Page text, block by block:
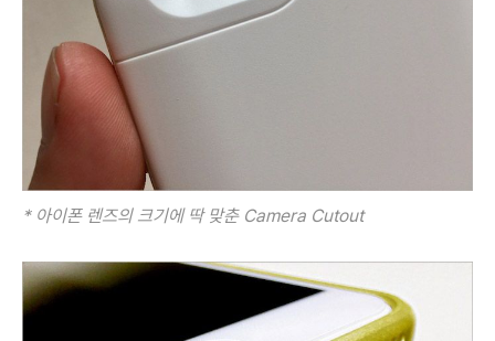
* 아이폰 렌즈의 크기에 딱 맞춘 Camera Cutout